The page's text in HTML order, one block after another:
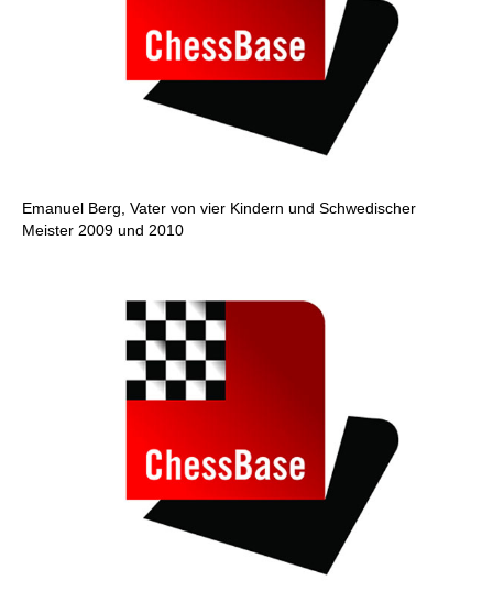
Emanuel Berg, Vater von vier Kindern und Schwedischer
Meister 2009 und 2010